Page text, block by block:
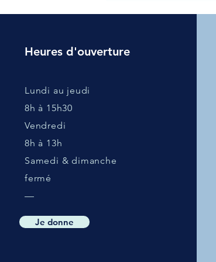
Heures d'ouverture
Lundi au jeudi
8h à 15h30
Vendredi
8h à 13h
Samedi & dimanche
fermé
—
Je donne